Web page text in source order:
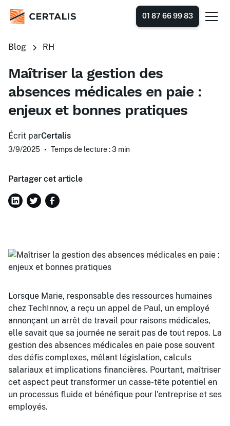
01 87 66 99 83
Blog RH
Maîtriser la gestion des
absences médicales en paie :
enjeux et bonnes pratiques
Écrit parCertalis
3/9/2025 • Temps de lecture : 3 min
Partager cet article
Lorsque Marie, responsable des ressources humaines
chez TechInnov, a reçu un appel de Paul, un employé
annonçant un arrêt de travail pour raisons médicales,
elle savait que sa journée ne serait pas de tout repos. La
gestion des absences médicales en paie pose souvent
des défis complexes, mêlant législation, calculs
salariaux et implications financières. Pourtant, maîtriser
cet aspect peut transformer un casse-tête potentiel en
un processus fluide et bénéfique pour l'entreprise et ses
employés.